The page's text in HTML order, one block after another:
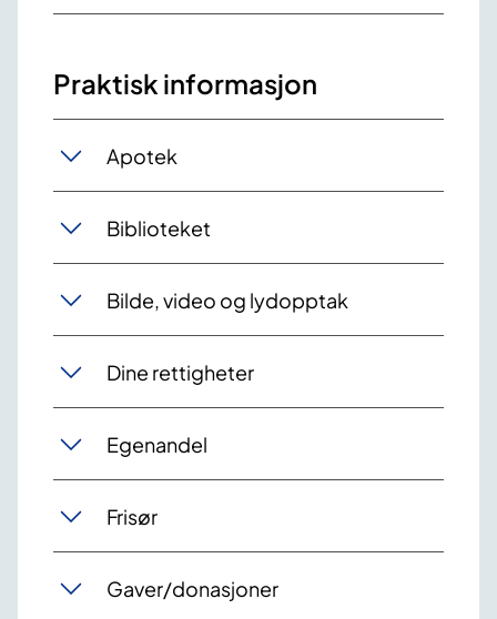
Praktisk informasjon
Apotek
Biblioteket
Bilde, video og lydopptak
Dine rettigheter
Egenandel
Frisør
Gaver/donasjoner